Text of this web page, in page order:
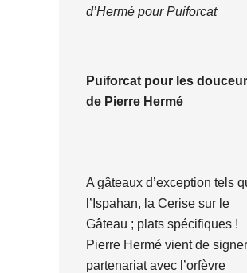
d’Hermé pour Puiforcat
Puiforcat pour les
de Pierre Hermé
A gâteaux d’exception tels
l’Ispahan, la Cerise sur le
Gâteau ; plats spécifiques !
Pierre Hermé vient de
partenariat avec l’orfèvre